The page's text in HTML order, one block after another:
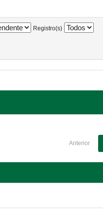
Registro(s)
Anterior